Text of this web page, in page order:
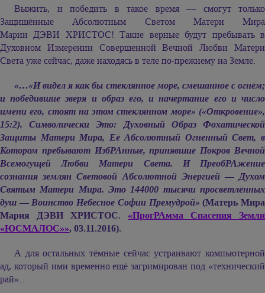
Выжить, и победить в такое время — смогут только
Защищённые Абсолютным Светом Матери Мира
Марии ДЭВИ ХРИСТОС! Такие верные будут пребывать в
Духовном Измерении Совершенной Вечной Любви Матери
Света уже сейчас, даже находясь в теле по-прежнему на Земле.
«…«И видел я как бы стеклянное море, смешанное с огнём;
и победившие зверя и образ его, и начертание его и число
имени его, стоят на этом стеклянном море» («Откровение»,
15:2). Символически Это: Духовный Образ Фохатической
Защиты Матери Мира, Её Абсолютный Огненный Свет, в
Котором пребывают ИзбРАнные, принявшие Покров Вечной
Всемогущей Любви Матери Света. И ПреобРАжение
сознания землян Световой Абсолютной Энергией — Духом
Святым Матери Мира. Это 144000 тысячи просветлённых
душ — Воинство Небесное Софии Премудрой» (Матерь Мира
Мария ДЭВИ ХРИСТОС.
«ПрогРАмма Спасения Земли
«ЮСМАЛОС»», 03.11.2016).
А для остальных тёмные сейчас устраивают компьютерной
ад, который ими временно ещё загримирован под «технический
рай»…